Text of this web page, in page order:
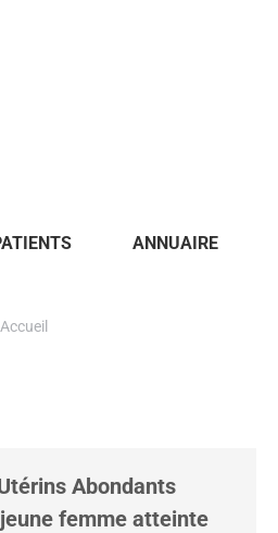
ANNUAIRE
Accueil
Abondants
femme atteinte